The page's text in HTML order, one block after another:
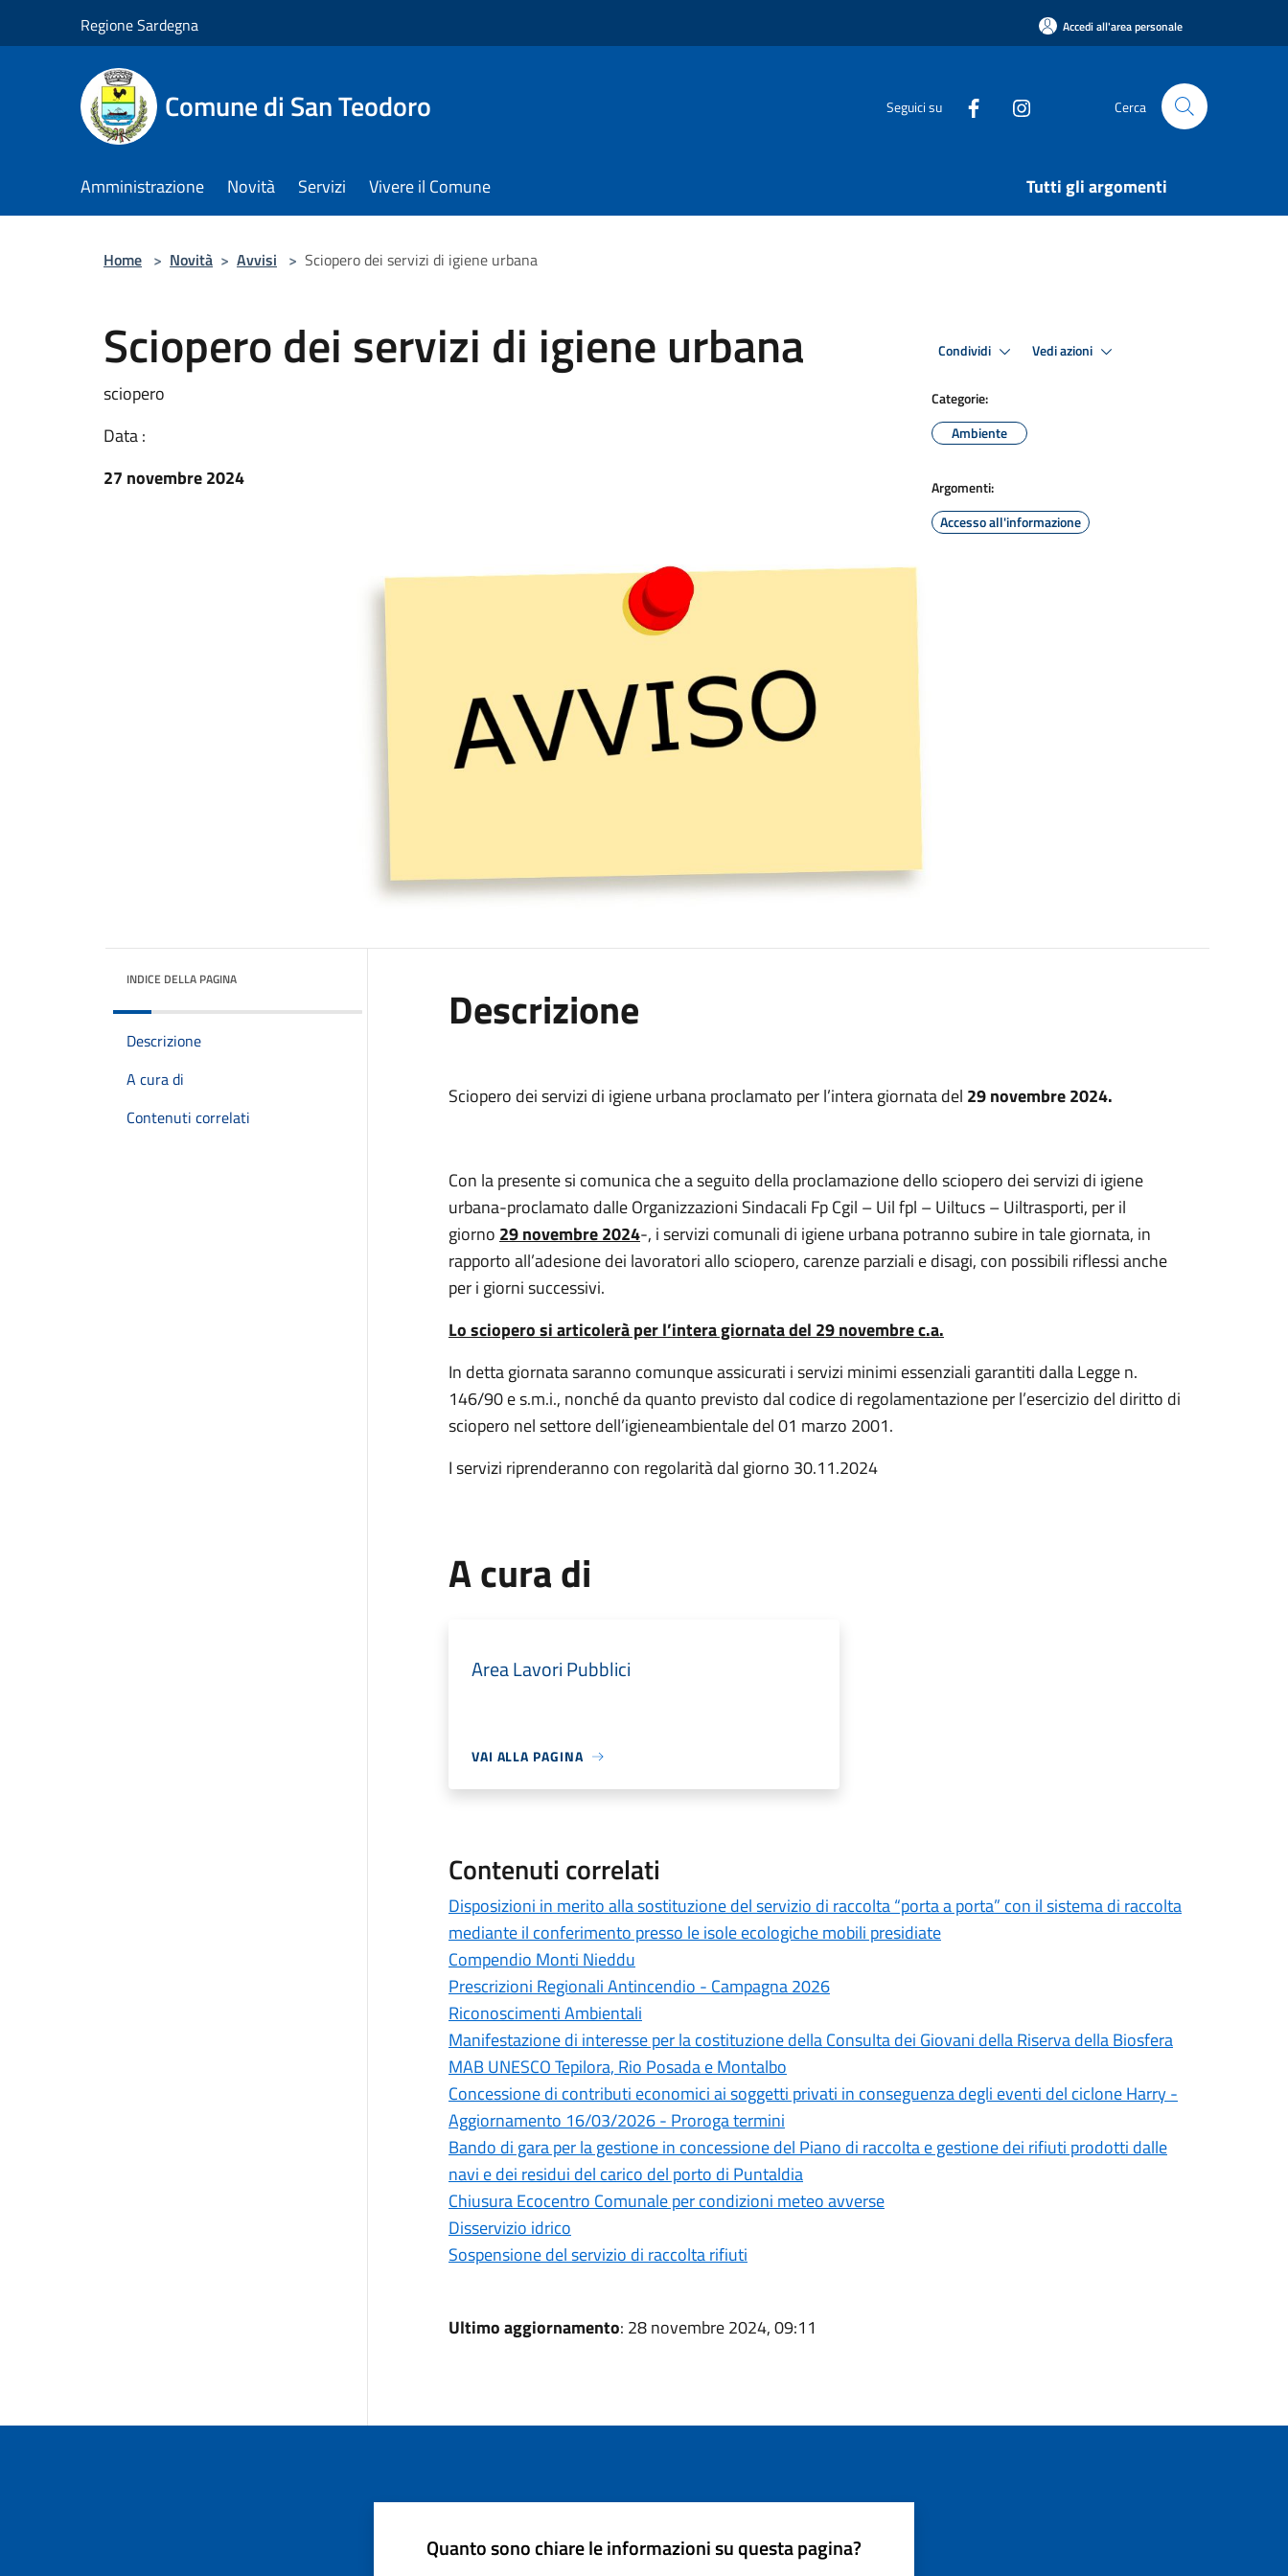
Regione Sardegna Accedi all'area personale
Comune di San Teodoro Seguici su Cerca
Amministrazione Novità Servizi Vivere il Comune Tutti gli argomenti
Home > Novità > Avvisi > Sciopero dei servizi di igiene urbana
Sciopero dei servizi di igiene urbana
sciopero
Data :
27 novembre 2024
Condividi Vedi azioni
Categorie:
Ambiente
Argomenti:
Accesso all'informazione
INDICE DELLA PAGINA
Descrizione
A cura di
Contenuti correlati
Descrizione
Sciopero dei servizi di igiene urbana proclamato per l’intera giornata del 29 novembre 2024.
Con la presente si comunica che a seguito della proclamazione dello sciopero dei servizi di igiene
urbana-proclamato dalle Organizzazioni Sindacali Fp Cgil – Uil fpl – Uiltucs – Uiltrasporti, per il
giorno 29 novembre 2024-, i servizi comunali di igiene urbana potrannosubire in tale giornata, in
rapporto all’adesione dei lavoratori allo sciopero, carenze parziali e disagi, con possibili riflessi anche
per i giorni successivi.
Lo sciopero si articolerà per l’intera giornata del 29 novembre c.a.
In detta giornata saranno comunque assicurati i servizi minimi essenziali garantiti dalla Legge n.
146/90 e s.m.i., nonché da quanto previsto dal codice di regolamentazione per l’esercizio del diritto di
sciopero nel settore dell’igieneambientale del 01 marzo 2001.
I servizi riprenderanno con regolarità dal giorno 30.11.2024
A cura di
Area Lavori Pubblici
VAI ALLA PAGINA
Contenuti correlati
Disposizioni in merito alla sostituzione del servizio di raccolta “porta a porta” con il sistema di raccolta
mediante il conferimento presso le isole ecologiche mobili presidiate
Compendio Monti Nieddu
Prescrizioni Regionali Antincendio - Campagna 2026
Riconoscimenti Ambientali
Manifestazione di interesse per la costituzione della Consulta dei Giovani della Riserva della Biosfera
MAB UNESCO Tepilora, Rio Posada e Montalbo
Concessione di contributi economici ai soggetti privati in conseguenza degli eventi del ciclone Harry -
Aggiornamento 16/03/2026 - Proroga termini
Bando di gara per la gestione in concessione del Piano di raccolta e gestione dei rifiuti prodotti dalle
navi e dei residui del carico del porto di Puntaldia
Chiusura Ecocentro Comunale per condizioni meteo avverse
Disservizio idrico
Sospensione del servizio di raccolta rifiuti
Ultimo aggiornamento: 28 novembre 2024, 09:11
Quanto sono chiare le informazioni su questa pagina?